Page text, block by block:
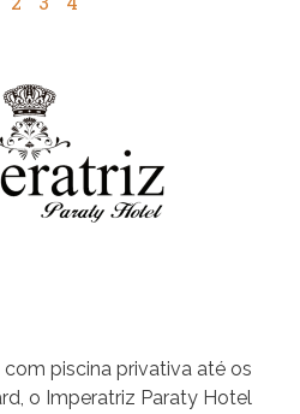
com piscina privativa até os
o Imperatriz Paraty Hotel